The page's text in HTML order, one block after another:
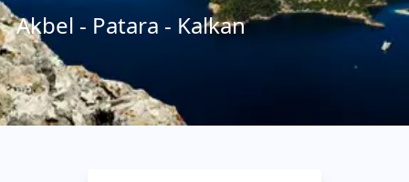
Akbel - Patara - Kalkan